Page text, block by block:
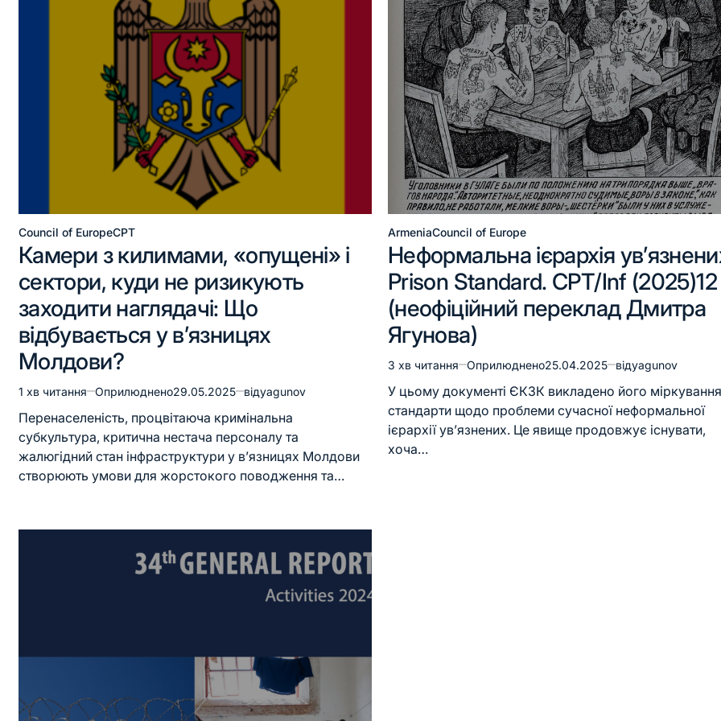
Council of EuropeCPT
Камери з килимами, «опущені» і
сектори, куди не ризикують
заходити наглядачі: Що
відбувається у в’язницях
Молдови?
1 хв читання Оприлюднено29.05.2025 відyagunov
Перенаселеність, процвітаюча кримінальна
субкультура, критична нестача персоналу та
жалюгідний стан інфраструктури у в’язницях Молдови
створюють умови для жорстокого поводження та…
ArmeniaCouncil of Europe
Неформальна ієрархія
Prison Standard. CPT/Inf (2025)12
(неофіційний переклад Дмитра
Ягунова)
3 хв читання Оприлюднено25.04.2025 відyagunov
У цьому документі ЄКЗК викладено його
стандарти щодо проблеми сучасної неформальної
ієрархії ув’язнених. Це явище продовжує існувати,
хоча…